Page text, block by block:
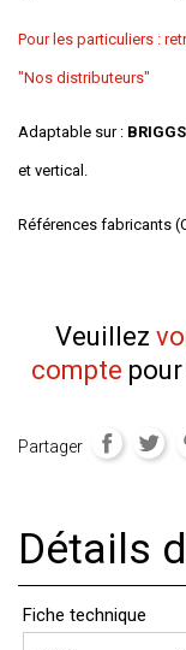
Pour les particuliers :
"Nos distributeurs"
Adaptable sur :
et vertical.
Références fabricants
Veuillez
compte
Partager
Détails
Fiche technique